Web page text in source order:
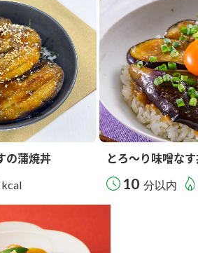
の蒲焼丼
kcal
とろ～り味噌な
10 分以内